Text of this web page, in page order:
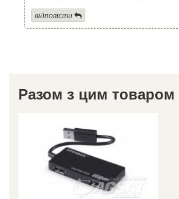
відповісти
Разом з цим товаром